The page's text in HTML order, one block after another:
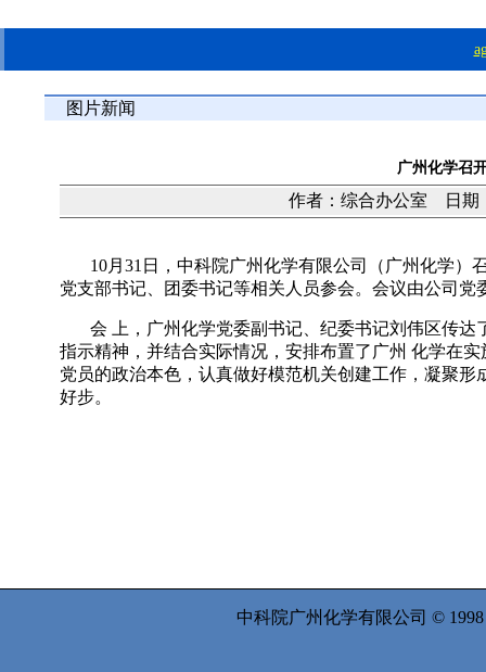
图片新闻
广州化学召
作者：综合办公室 日
10月 31 日，中科院广州化学有限公司（广州化学）
党支部书记、团委书记等相关人员参会。会议由公司党
会 上，广州化学党委副书记、纪委书记刘伟区传
指示精神，并结合实际情况，安排布置了广州 化学在
党员的政治本色，认真做好模范机关创建工作，凝聚
好步。
中科院广州化学有限公司 ©